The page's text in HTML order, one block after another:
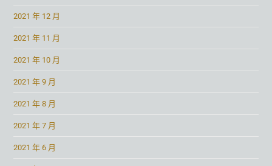
2021 年 12 月
2021 年 11 月
2021 年 10 月
2021 年 9 月
2021 年 8 月
2021 年 7 月
2021 年 6 月